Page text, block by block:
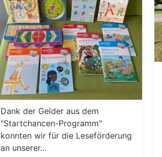
Dank der Gelder aus dem
"Startchancen-Programm"
konnten wir für die Leseförderung
an unserer...